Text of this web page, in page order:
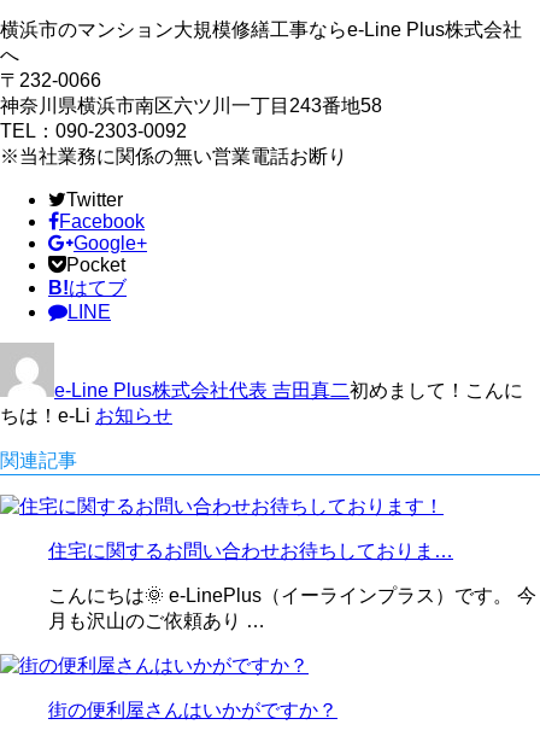
横浜市のマンション大規模修繕工事ならe-Line Plus株式会社
へ
〒232-0066
神奈川県横浜市南区六ツ川一丁目243番地58
TEL：090-2303-0092
※当社業務に関係の無い営業電話お断り
Twitter
Facebook
Google+
Pocket
B!はてブ
LINE
e-Line Plus株式会社代表 吉田真二初めまして！こんに
ちは！e-Li お知らせ
関連記事
住宅に関するお問い合わせお待ちしておりま…
こんにちは🌞 e-LinePlus（イーラインプラス）です。 今
月も沢山のご依頼あり …
街の便利屋さんはいかがですか？